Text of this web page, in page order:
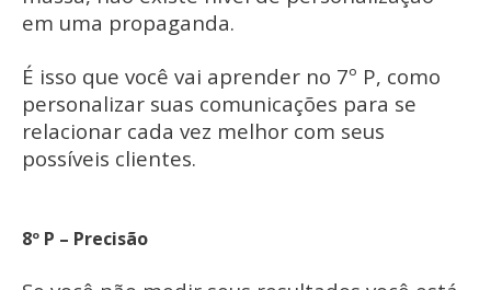
em uma propaganda.
É isso que você vai aprender no 7º P, como
personalizar suas comunicações para se
relacionar cada vez melhor com seus
possíveis clientes.
8º P – Precisão